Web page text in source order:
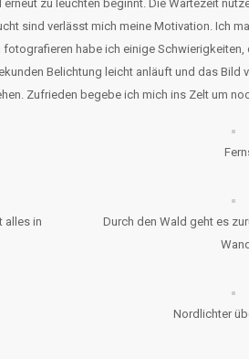
zu leuchten beginnt. Die Wartezeit
sind verlässt mich meine Motivation. Ich
habe ich einige
Belichtung leicht anläuft und das
Zufrieden begebe ich mich ins Zelt um
alles in
Durch den Wald geht es
Nordlichter